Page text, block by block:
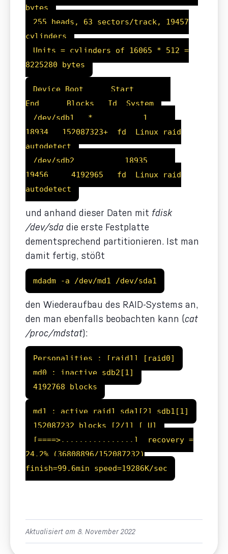
bytes
255 heads, 63 sectors/track, 19457
cylinders
Units = cylinders of 16065 * 512 =
8225280 bytes
Device Boot Start
End Blocks Id System
/dev/sdb1 * 1
18934 152087323+ fd Linux raid
autodetect
/dev/sdb2 18935
19456 4192965 fd Linux raid
autodetect
und anhand dieser Daten mit fdisk
/dev/sda die erste Festplatte
dementsprechend partitionieren. Ist man
damit fertig, stößt
mdadm -a /dev/md1 /dev/sda1
den Wiederaufbau des RAID-Systems an,
den man ebenfalls beobachten kann (cat
/proc/mdstat):
Personalities : [raid1] [raid0]
md0 : inactive sdb2[1]
4192768 blocks
md1 : active raid1 sda1[2] sdb1[1]
152087232 blocks [2/1] [_U]
[====>................] recovery =
24.2% (36808896/152087232)
finish=99.6min speed=19286K/sec
Aktualisiert am 8. November 2022